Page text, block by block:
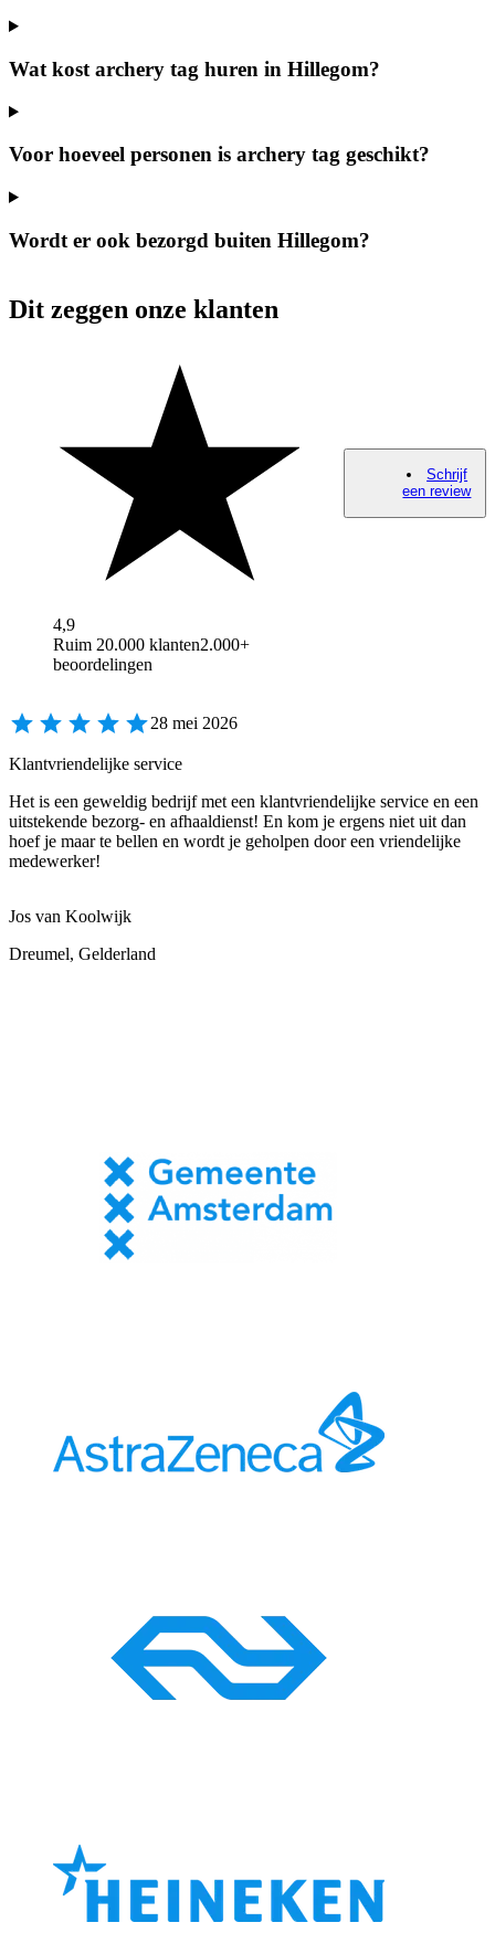
Wat kost archery tag huren in Hillegom?
Voor hoeveel personen is archery tag geschikt?
Wordt er ook bezorgd buiten Hillegom?
Dit zeggen onze klanten
4,9
Ruim 20.000 klanten2.000+
beoordelingen
Schrijf
een review
28 mei 2026
Klantvriendelijke service
Het is een geweldig bedrijf met een klantvriendelijke service en een
uitstekende bezorg- en afhaaldienst! En kom je ergens niet uit dan
hoef je maar te bellen en wordt je geholpen door een vriendelijke
medewerker!
Jos van Koolwijk
Dreumel, Gelderland